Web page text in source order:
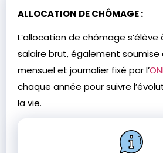
ALLOCATION DE CHÔMAGE :
L’allocation de chômage s’élève
salaire brut, également soumise
mensuel et journalier fixé par l’
chaque année pour suivre
la vie.